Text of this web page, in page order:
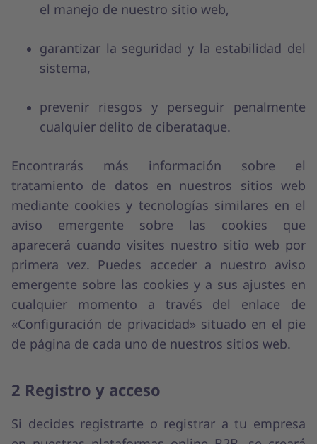
el manejo de nuestro sitio web,
garantizar la seguridad y la estabilidad del
sistema,
prevenir riesgos y perseguir penalmente
cualquier delito de ciberataque.
Encontrarás más información sobre el
tratamiento de datos en nuestros sitios web
mediante cookies y tecnologías similares en el
aviso emergente sobre las cookies que
aparecerá cuando visites nuestro sitio web por
primera vez. Puedes acceder a nuestro aviso
emergente sobre las cookies y a sus ajustes en
cualquier momento a través del enlace de
«Configuración de privacidad» situado en el pie
de página de cada uno de nuestros sitios web.
2 Registro y acceso
Si decides registrarte o registrar a tu empresa